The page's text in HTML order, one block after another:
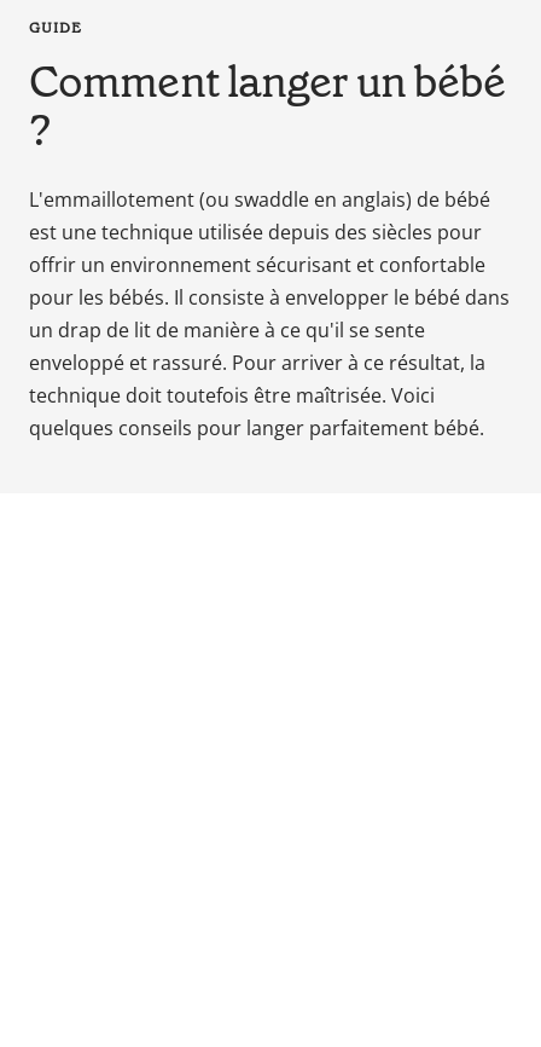
que
parents
enfant,
pour
grossesse
de
maman
au
bain
avec
GUIDE
Comment langer un bébé
?
L'emmaillotement (ou swaddle en anglais) de bébé
est une technique utilisée depuis des siècles pour
offrir un environnement sécurisant et confortable
pour les bébés. Il consiste à envelopper le bébé dans
un drap de lit de manière à ce qu'il se sente
enveloppé et rassuré. Pour arriver à ce résultat, la
technique doit toutefois être maîtrisée. Voici
quelques conseils pour langer parfaitement bébé.